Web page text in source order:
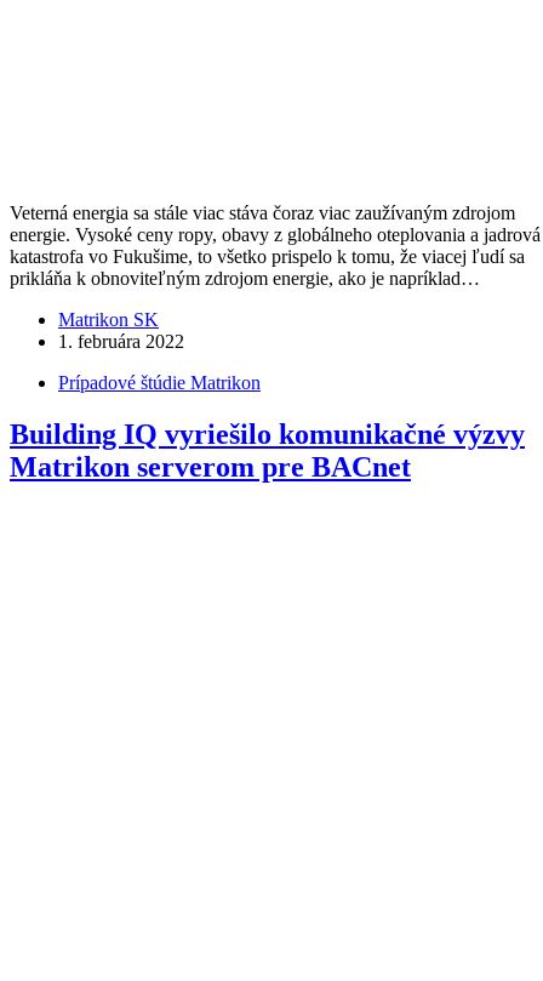
Veterná energia sa stále viac stáva čoraz viac zaužívaným zdrojom
energie. Vysoké ceny ropy, obavy z globálneho oteplovania a jadrová
katastrofa vo Fukušime, to všetko prispelo k tomu, že viacej ľudí sa
prikláňa k obnoviteľným zdrojom energie, ako je napríklad…
Matrikon SK
1. februára 2022
Prípadové štúdie Matrikon
Building IQ vyriešilo komunikačné výzvy
Matrikon serverom pre BACnet